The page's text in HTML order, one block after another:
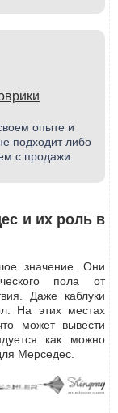
опыте и
подходит либо
с продажи.
и их роль в
значение. Они
пола от
Даже каблуки
На этих местах
может вывести
как можно
Мерседес.